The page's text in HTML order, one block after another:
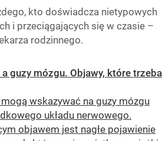
kto doświadcza nietypowych
i przeciągających się w czasie –
rodzinnego.
guzy mózgu. Objawy, które trzeba
wskazywać na guzy mózgu
układu nerwowego.
objawem jest nagłe pojawienie